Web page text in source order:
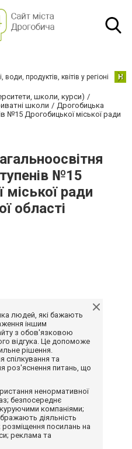
продуктів, квітів у регіоні Н
школи, курси)
школи
Дрогобицька
№15 Дрогобицької міської ради
№15
міської ради
області
людей, які бажають
іншим
з обов'язковою
відгука. Це допоможе
рішення.
спілкування та
роз'яснення питань, що
ненормативної
безпосереднє
компаніями;
діяльність
розміщення посилань на
реклама та